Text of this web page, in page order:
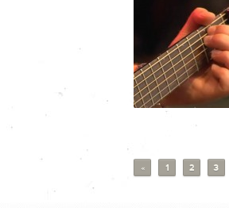
« 1 2 3